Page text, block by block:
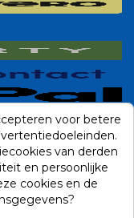
voor betere
van derden
en persoonlijke
cookies en de